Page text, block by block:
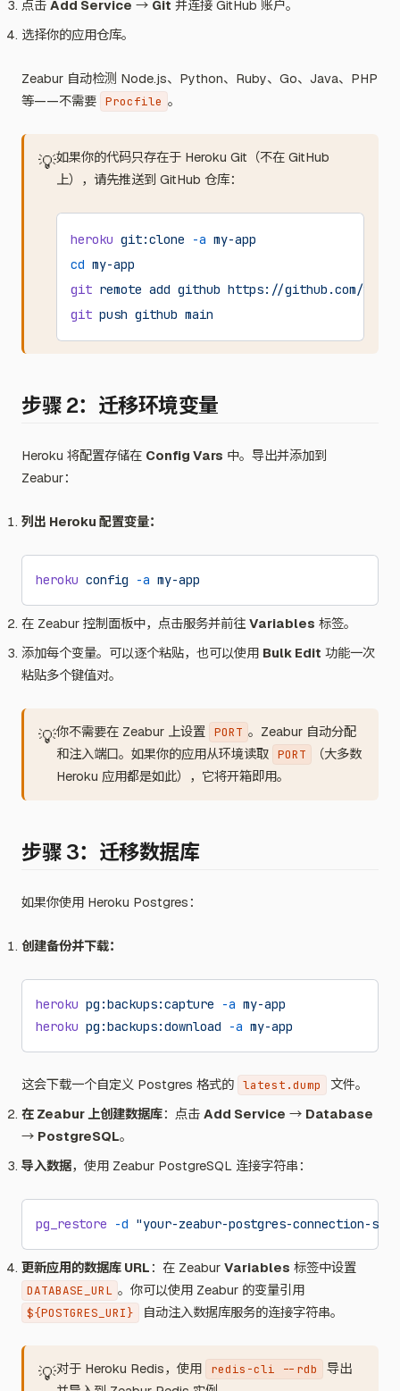
点击 Add Service → Git 并连接 GitHub 账户。
选择你的应用仓库。
Zeabur 自动检测 Node.js、Python、Ruby、Go、Java、PHP
等——不需要 Procfile 。
💡如果你的代码只存在于 Heroku Git（不在 GitHub
上），请先推送到 GitHub 仓库：
heroku git:clone -a my-app
cd my-app
git remote add github https://github.com/your-
git push github main
步骤 2：迁移环境变量
Heroku 将配置存储在 Config Vars 中。导出并添加到
Zeabur：
列出 Heroku 配置变量：
heroku config -a my-app
在 Zeabur 控制面板中，点击服务并前往 Variables 标签。
添加每个变量。可以逐个粘贴，也可以使用 Bulk Edit 功能一次
粘贴多个键值对。
💡你不需要在 Zeabur 上设置 PORT 。Zeabur 自动分配
和注入端口。如果你的应用从环境读取 PORT
（大多数
Heroku 应用都是如此），它将开箱即用。
步骤 3：迁移数据库
如果你使用 Heroku Postgres：
创建备份并下载：
heroku pg:backups:capture -a my-app
heroku pg:backups:download -a my-app
这会下载一个自定义 Postgres 格式的 latest.dump
文件。
在 Zeabur 上创建数据库：点击 Add Service → Database
→ PostgreSQL。
导入数据，使用 Zeabur PostgreSQL 连接字符串：
pg_restore -d "your-zeabur-postgres-connection-
更新应用的数据库 URL ：在 Zeabur Variables 标签中设置
DATABASE_URL 。你可以使用 Zeabur 的变量引用
${POSTGRES_URI} 自动注入数据库服务的连接字符串。
💡对于 Heroku Redis，使用 redis-cli --rdb
导出